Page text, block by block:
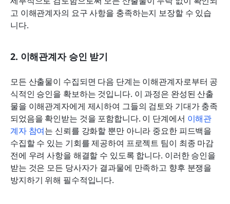
고 이해관계자의 요구 사항을 충족하는지 보장할 수 있습
니다.
2. 이해관계자 승인 받기
모든 산출물이 수집되면 다음 단계는 이해관계자로부터 공
식적인 승인을 확보하는 것입니다. 이 과정은 완성된 산출
물을 이해관계자에게 제시하여 그들의 검토와 기대가 충족
되었음을 확인받는 것을 포함합니다. 이 단계에서 이해관
계자 참여는 신뢰를 강화할 뿐만 아니라 중요한 피드백을
수집할 수 있는 기회를 제공하여 프로젝트 팀이 최종 마감
전에 우려 사항을 해결할 수 있도록 합니다. 이러한 승인을
받는 것은 모든 당사자가 결과물에 만족하고 향후 분쟁을
방지하기 위해 필수적입니다.